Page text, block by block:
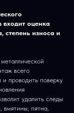
входит оценка
степень износа и
всего
и проводить поверку
удалить следы
вмятины, пятна,